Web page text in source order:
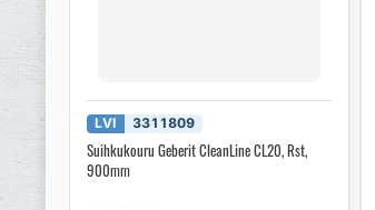
LVI 3311809
Suihkukouru Geberit CleanLine CL20, Rst,
900mm